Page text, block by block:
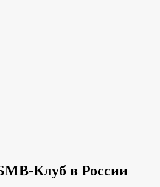
Клуб в России